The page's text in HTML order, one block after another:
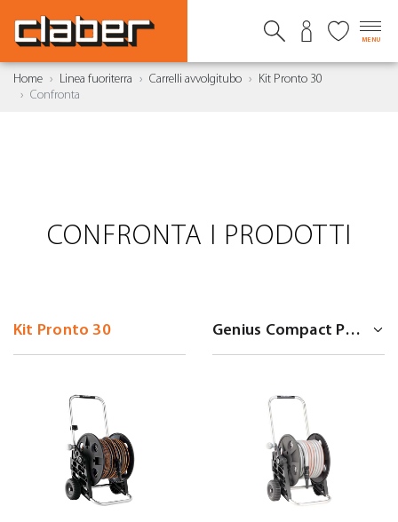
MENU
Home Linea fuoriterra Carrelli avvolgitubo
Kit Pronto 30
Confronta
CONFRONTA I PRODOTTI